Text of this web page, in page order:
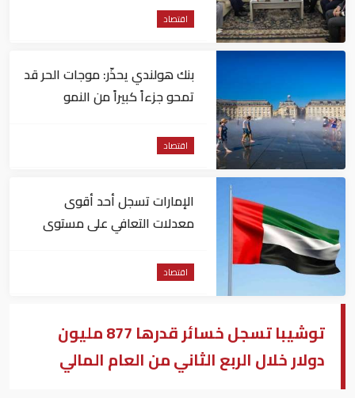
اقتصاد
بنك هولندي يحذّر: موجات الحر قد
تمحو جزءاً كبيراً من النمو
اقتصاد
الإمارات تسجل أحد أقوى
معدلات التعافي على مستوى
اقتصاد
توشيبا تسجل خسائر قدرها 877 مليون
دولار خلال الربع الثاني من العام المالي